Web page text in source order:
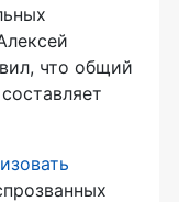
что общий